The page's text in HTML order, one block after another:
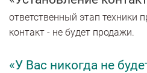
ответственный этап техники
контакт - не будет продажи.
«У Вас никогда не